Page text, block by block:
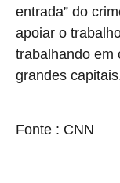
entrada” do
apoiar o
trabalhando em
grandes
Fonte : CNN